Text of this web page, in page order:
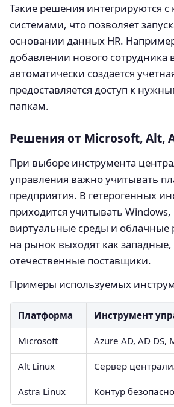
Такие решения интегрируются
системами, что позволяет
основании данных HR.
добавлении нового сотрудника
автоматически создается
предоставляется доступ к
папкам.
Решения от Microsoft, Alt,
При выборе инструмента
управления важно учитывать
предприятия. В гетерогенных
приходится учитывать Windows,
виртуальные среды и облачные
на рынок выходят как западные,
отечественные поставщики.
Примеры используемых
Платформа Инструмент
Microsoft Azure AD, AD DS,
Alt Linux Сервер
Astra Linux Контур